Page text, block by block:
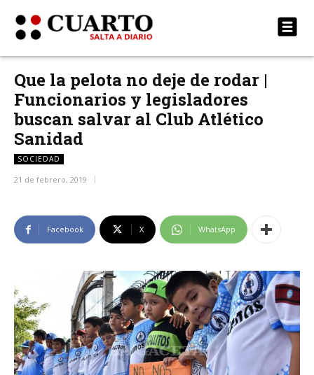
Que la pelota no deje de rodar |
Funcionarios y legisladores
buscan salvar al Club Atlético
Sanidad
SOCIEDAD
21 de febrero, 2019
Facebook X WhatsApp